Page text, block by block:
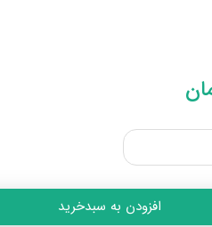
افزودن به سبدخرید